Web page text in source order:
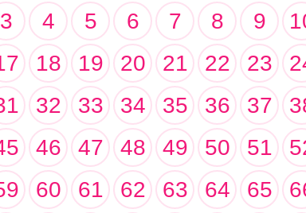
3 4 5 6 7 8 9
18 19 20 21 22 23
32 33 34 35 36 37
46 47 48 49 50 51
60 61 62 63 64 65